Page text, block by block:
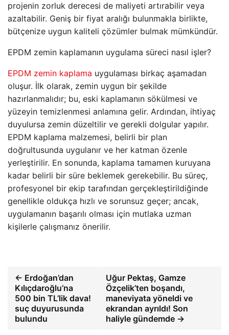
projenin zorluk derecesi de maliyeti artırabilir veya
azaltabilir. Geniş bir fiyat aralığı bulunmakla birlikte,
bütçenize uygun kaliteli çözümler bulmak mümkündür.
EPDM zemin kaplamanın uygulama süreci nasıl işler?
EPDM zemin kaplama uygulaması birkaç aşamadan
oluşur. İlk olarak, zemin uygun bir şekilde
hazırlanmalıdır; bu, eski kaplamanın sökülmesi ve
yüzeyin temizlenmesi anlamına gelir. Ardından, ihtiyaç
duyulursa zemin düzeltilir ve gerekli dolgular yapılır.
EPDM kaplama malzemesi, belirli bir plan
doğrultusunda uygulanır ve her katman özenle
yerleştirilir. En sonunda, kaplama tamamen kuruyana
kadar belirli bir süre beklemek gerekebilir. Bu süreç,
profesyonel bir ekip tarafından gerçekleştirildiğinde
genellikle oldukça hızlı ve sorunsuz geçer; ancak,
uygulamanın başarılı olması için mutlaka uzman
kişilerle çalışmanız önerilir.
← Erdoğan’dan
Kılıçdaroğlu’na
500 bin TL’lik dava!
suç duyurusunda
bulundu
Uğur Pektaş, Gamze
Özçelik’ten boşandı,
maneviyata yöneldi ve
ekrandan ayrıldı! Son
haliyle gündemde →